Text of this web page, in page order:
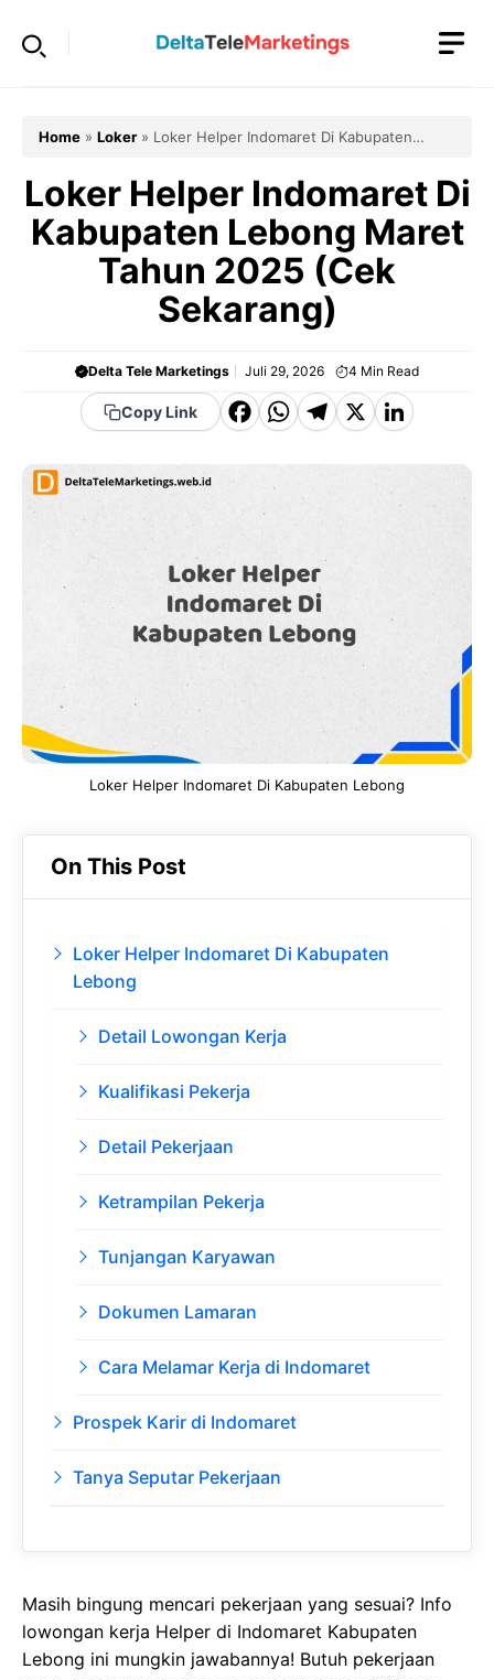
Home » Loker » Loker Helper Indomaret Di Kabupaten
Loker Helper Indomaret Di
Kabupaten Lebong Maret
Tahun 2025 (Cek
Sekarang)
Delta Tele Marketings Juli 29, 2026 4 Min Read
Copy Link
F
e
b
o
o
W
a
t
s
A
p
T
g
a
m
X Li
k
e
Loker Helper Indomaret Di Kabupaten Lebong
On This Post
Loker Helper Indomaret Di Kabupaten
Lebong
Detail Lowongan Kerja
Kualifikasi Pekerja
Detail Pekerjaan
Ketrampilan Pekerja
Tunjangan Karyawan
Dokumen Lamaran
Cara Melamar Kerja di Indomaret
Prospek Karir di Indomaret
Tanya Seputar Pekerjaan
Masih bingung mencari pekerjaan yang sesuai? Info
lowongan kerja Helper di Indomaret Kabupaten
Lebong ini mungkin jawabannya! Butuh pekerjaan